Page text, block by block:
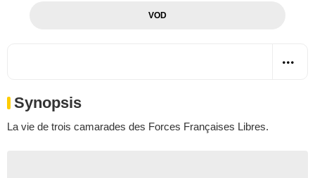
VOD
Synopsis
La vie de trois camarades des Forces Françaises Libres.